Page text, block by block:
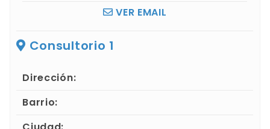
VER EMAIL
Consultorio 1
Dirección:
Barrio: